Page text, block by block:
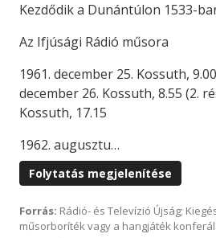
Kezdődik a Dunántúlon 1533-
Az Ifjúsági Rádió műsora
1961. december 25. Kossuth,
december 26. Kossuth, 8.55 (2.
Kossuth, 17.15
1962. augusztu…
Folytatás megjelenítése
Forrás: Rádió- és Televízió Újság;
műsorboríték vagy a hangjáték